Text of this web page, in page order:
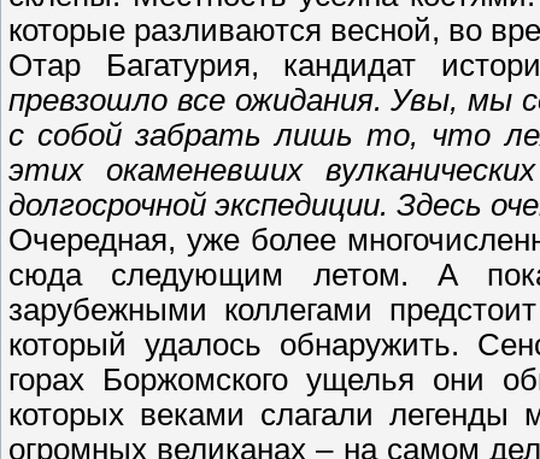
которые разливаются весной, во
Отар Багатурия, кандидат
превзошло все ожидания. Увы, мы
с собой забрать лишь то, что
этих окаменевших
долгосрочной экспедиции. Здесь
Очередная, уже более
сюда следующим летом. А
зарубежными коллегами
который удалось обнаружить.
горах Боржомского ущелья они
которых веками слагали легенды
огромных великанах – на самом